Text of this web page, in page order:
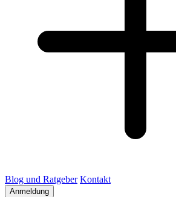
Blog und Ratgeber Kontakt
Anmeldung